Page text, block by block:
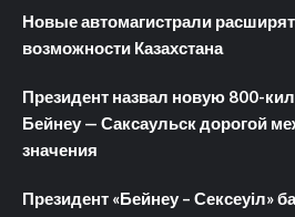
Новые автомагистрали
возможности Казахстана
Президент назвал новую 800-
Бейнеу — Саксаульск дорогой
значения
Президент «Бейнеу – Сексеуіл»